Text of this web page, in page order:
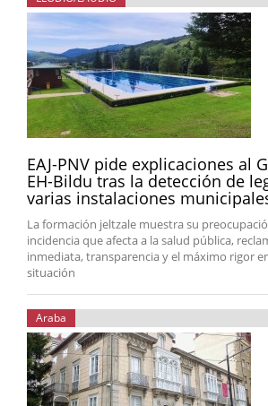
EAJ-PNV pide explicaciones al
EH-Bildu tras la detección de
varias instalaciones
La formación jeltzale muestra su
incidencia que afecta a la salud pública,
inmediata, transparencia y el máximo rigor
situación
Araba